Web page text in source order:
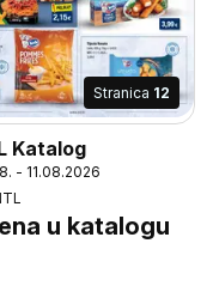
Stranica 12
Katalog
- 11.08.2026
u katalogu